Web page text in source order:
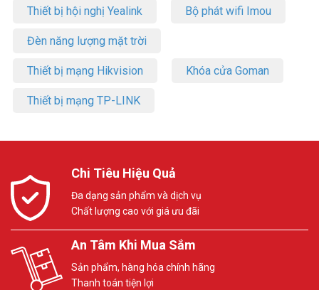
Thiết bị hội nghị Yealink Bộ phát wifi Imou
Đèn năng lượng mặt trời
Thiết bị mạng Hikvision Khóa cửa Goman
Thiết bị mạng TP-LINK
Chi Tiêu Hiệu Quả
Đa dạng sản phẩm và dịch vụ
Chất lượng cao với giá ưu đãi
An Tâm Khi Mua Sắm
Sản phẩm, hàng hóa chính hãng
Thanh toán tiện lợi